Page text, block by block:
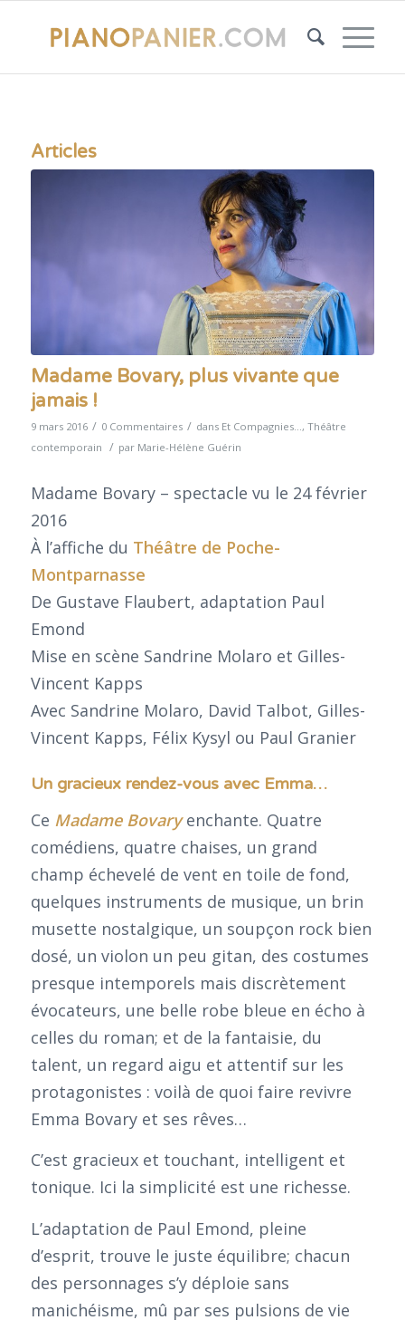
Articles
Madame Bovary, plus vivante que
jamais !
9 mars 2016 / 0 Commentaires / dans Et Compagnies..., Théâtre
contemporain / par Marie-Hélène Guérin
Madame Bovary – spectacle vu le 24 février
2016
À l’affiche du Théâtre de Poche-
Montparnasse
De Gustave Flaubert, adaptation Paul
Emond
Mise en scène Sandrine Molaro et Gilles-
Vincent Kapps
Avec Sandrine Molaro, David Talbot, Gilles-
Vincent Kapps, Félix Kysyl ou Paul Granier
Un gracieux rendez-vous avec Emma…
Ce Madame Bovaryenchante. Quatre
comédiens, quatre chaises, un grand
champ échevelé de vent en toile de fond,
quelques instruments de musique, un brin
musette nostalgique, un soupçon rock bien
dosé, un violon un peu gitan, des costumes
presque intemporels mais discrètement
évocateurs, une belle robe bleue en écho à
celles du roman; et de la fantaisie, du
talent, un regard aigu et attentif sur les
protagonistes : voilà de quoi faire revivre
Emma Bovary et ses rêves…
C’est gracieux et touchant, intelligent et
tonique. Ici la simplicité est une richesse.
L’adaptation de Paul Emond, pleine
d’esprit, trouve le juste équilibre; chacun
des personnages s’y déploie sans
manichéisme, mû par ses pulsions de vie